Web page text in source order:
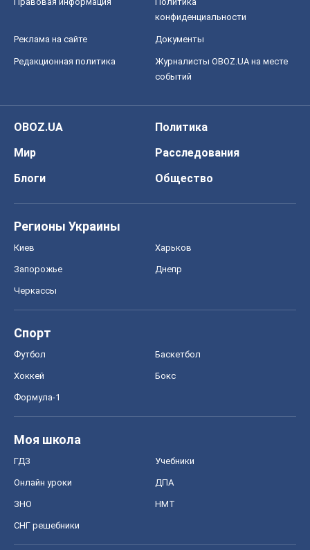
конфиденциальности
Реклама на сайте Документы
Редакционная политика
Журналисты OBOZ.UA на месте
событий
OBOZ.UA
Политика
Мир
Расследования
Блоги
Общество
Регионы Украины
Киев Харьков
Запорожье Днепр
Черкассы
Спорт
Футбол Баскетбол
Хоккей Бокс
Формула-1
Моя школа
ГДЗ Учебники
Онлайн уроки ДПА
ЗНО НМТ
СНГ решебники